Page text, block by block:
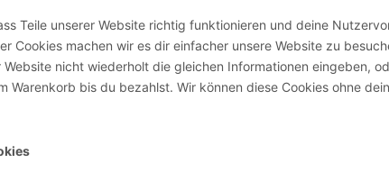
Teile unserer Website richtig funktionieren und deine
Cookies machen wir es dir einfacher unsere Website zu
nicht wiederholt die gleichen Informationen eingeben,
Warenkorb bis du bezahlst. Wir können diese Cookies ohne